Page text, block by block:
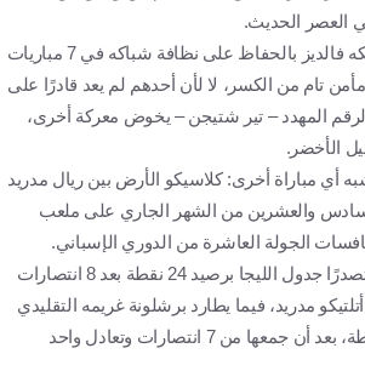
العصر الحديث.
فالرقم القياسي الذي يملكه فالديز بالحفاظ على نظافة شباكه في 7 مباريات
تام من الكسر، لا لأن أحدهم لم يعد قادرًا على
المهدد – تير شتيجن – يخوض معركة أخرى،
الأخضر.
أي مباراة أخرى: كلاسيكو الأرض بين ريال مدريد
والعشرين من الشهر الجاري على ملعب
الجولة العاشرة من الدوري الإسباني.
يدخل ريال مدريد اللقاء متصدرًا جدول الليجا برصيد 24 نقطة بعد 8 انتصارات
مدريد، فيما يطارد برشلونة غريمه التقليدي
من المركز الثاني بـ 22 نقطة، بعد أن جمعها من 7 انتصارات وتعادل واحد